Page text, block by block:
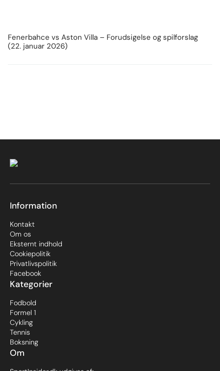
Fenerbahce vs Aston Villa – Forudsigelse og spilforslag
(22. januar 2026)
Om
Kategorier
Fodbold
Formel 1
Cykling
Tennis
Boksning
Information
Kontakt
Om os
Eksternt indhold
Cookiepolitik
Privatlivspolitik
Facebook